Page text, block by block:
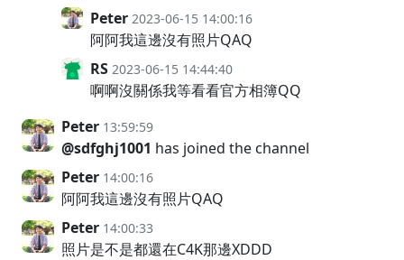
Peter 2023-06-15 14:00:16
阿阿我這邊沒有照片QAQ
RS 2023-06-15 14:44:40
啊啊沒關係我等看看官方相簿QQ
Peter 13:59:59
@sdfghj1001 has joined the channel
Peter 14:00:16
阿阿我這邊沒有照片QAQ
Peter 14:00:33
照片是不是都還在C4K那邊XDDD